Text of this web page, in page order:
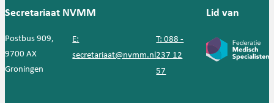
Secretariaat NVMM
Postbus 909,
9700 AX
Groningen
E:
secretariaat@nvmm.nl
T: 088 -
237 12
57
Lid van